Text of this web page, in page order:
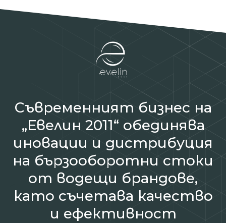
Съвременният бизнес на
„Евелин 2011“ обединява
иновации и дистрибуция
на бързооборотни стоки
от водещи брандове,
като съчетава качество
и ефективност